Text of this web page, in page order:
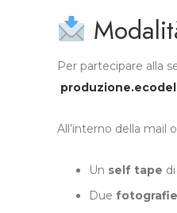
Per partecipare alla
All’interno della mail
Un self tape
Due fotografie